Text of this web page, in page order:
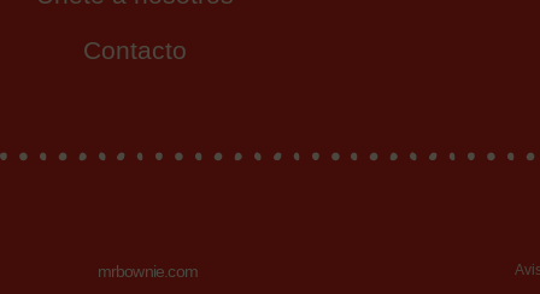
Contacto
mrbownie.com